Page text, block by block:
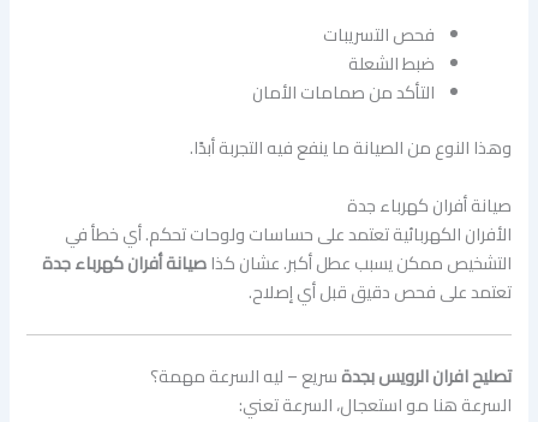
فحص التسريبات
ضبط الشعلة
التأكد من صمامات الأمان
وهذا النوع من الصيانة ما ينفع فيه التجربة أبدًا.
صيانة أفران كهرباء جدة
الأفران الكهربائية تعتمد على حساسات ولوحات تحكم. أي خطأ في
التشخيص ممكن يسبب عطل أكبر. عشان كذاصيانة أفران كهرباء جدة
تعتمد على فحص دقيق قبل أي إصلاح.
تصليح افران الرويس بجدةسريع – ليه السرعة مهمة؟
السرعة هنا مو استعجال، السرعة تعني: